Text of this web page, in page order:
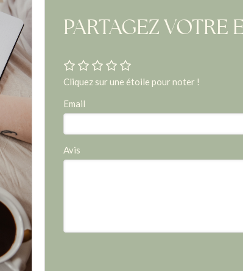
PARTAGEZ VOTRE
Cliquez sur une étoile pour noter !
Email
Avis